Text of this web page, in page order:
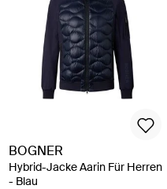
BOGNER
Hybrid-Jacke Aarin Für Herren
- Blau